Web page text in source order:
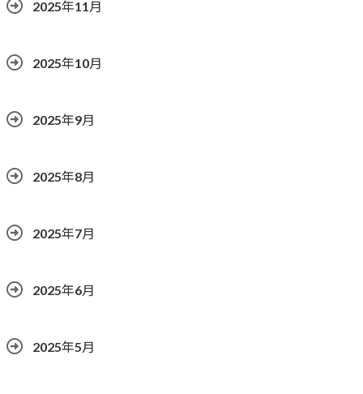
2025年11月
2025年10月
2025年9月
2025年8月
2025年7月
2025年6月
2025年5月